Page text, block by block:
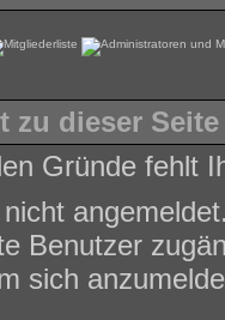
zu dieser
Gründe fehlt
Benutzer
sich